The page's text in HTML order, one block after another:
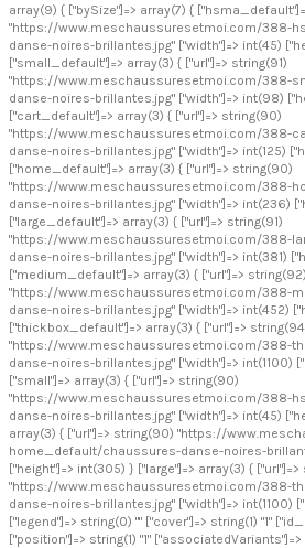
array(9) { ["bySize"]=> array(7) {
"https://www.meschaussuresetmoi.com/388-
danse-noires-brillantes.jpg" ["width"]=> int(45)
["small_default"]=> array(3) { ["url"]=> string(91)
"https://www.meschaussuresetmoi.com/388-
danse-noires-brillantes.jpg" ["width"]=> int(98)
["cart_default"]=> array(3) { ["url"]=> string(90)
"https://www.meschaussuresetmoi.com/388-
danse-noires-brillantes.jpg" ["width"]=> int(125)
["home_default"]=> array(3) { ["url"]=> string(90)
"https://www.meschaussuresetmoi.com/388-
danse-noires-brillantes.jpg" ["width"]=> int(236)
["large_default"]=> array(3) { ["url"]=> string(91)
"https://www.meschaussuresetmoi.com/388-
danse-noires-brillantes.jpg" ["width"]=> int(381)
["medium_default"]=> array(3) { ["url"]=> string(92)
"https://www.meschaussuresetmoi.com/388-
danse-noires-brillantes.jpg" ["width"]=> int(452)
["thickbox_default"]=> array(3) { ["url"]=>
"https://www.meschaussuresetmoi.com/388-
danse-noires-brillantes.jpg" ["width"]=> int(1100)
["small"]=> array(3) { ["url"]=> string(90)
"https://www.meschaussuresetmoi.com/388-
danse-noires-brillantes.jpg" ["width"]=> int(45)
array(3) { ["url"]=> string(90) "https://
home_default/chaussures-danse-noires-
["height"]=> int(305) } ["large"]=> array(3) {
"https://www.meschaussuresetmoi.com/388-
danse-noires-brillantes.jpg" ["width"]=> int(1100)
["legend"]=> string(0) "" ["cover"]=> string(1) "1"
["position"]=> string(1) "1"